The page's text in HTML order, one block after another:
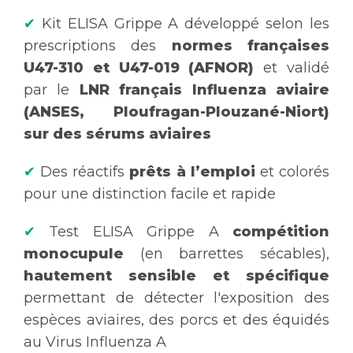
✔ Kit ELISA Grippe A développé selon les
prescriptions des normes françaises
U47-310 et U47-019 (AFNOR) et validé
par le LNR français Influenza aviaire
(ANSES, Ploufragan-Plouzané-Niort)
sur des sérums aviaires
✔ Des réactifs prêts à l’emploi et colorés
pour une distinction facile et rapide
✔ Test ELISA Grippe A compétition
monocupule (en barrettes sécables),
hautement sensible et spécifique
permettant de détecter l'exposition des
espèces aviaires, des porcs et des équidés
au Virus Influenza A